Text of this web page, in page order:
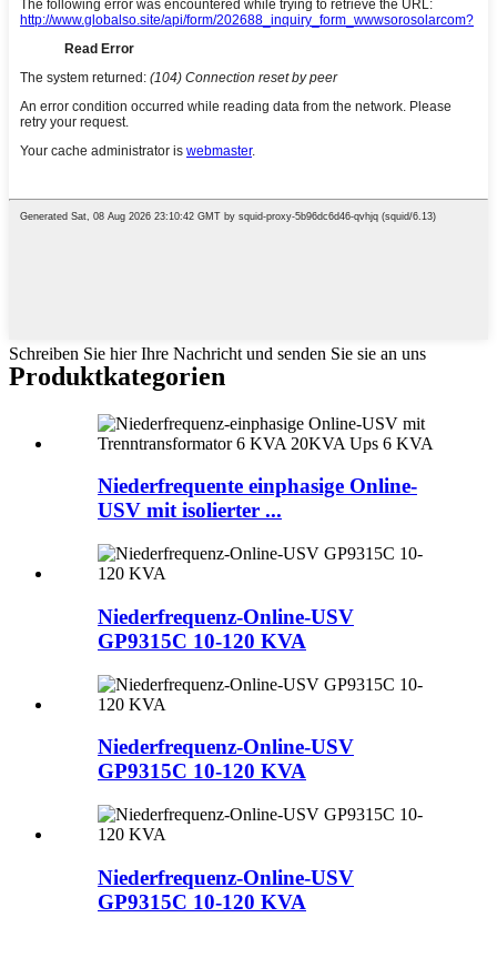
Schreiben Sie hier Ihre Nachricht und senden Sie sie an uns
Produktkategorien
Niederfrequente einphasige Online-
USV mit isolierter ...
Niederfrequenz-Online-USV
GP9315C 10-120 KVA
Niederfrequenz-Online-USV
GP9315C 10-120 KVA
Niederfrequenz-Online-USV
GP9315C 10-120 KVA